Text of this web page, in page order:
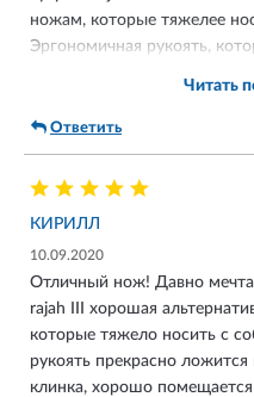
ножам, которые тяжелее
Эргономичная рукоять,
и действительно
пусть и небольшой : )
Читать
Ответить
КИРИЛЛ
10.09.2020
Отличный нож! Давно
rajah III хорошая
которые тяжело носить с
рукоять прекрасно
клинка, хорошо